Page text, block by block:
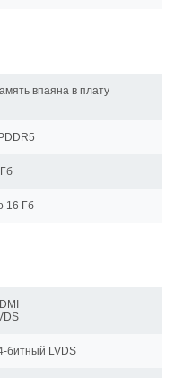
впаяна в плату
Гб
16 Гб
битный LVDS